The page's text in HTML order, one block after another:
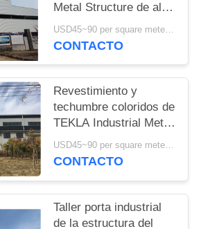
Metal Structure de alta
resistencia
USD45~90 per square meter MOQ:1000 metros cuadrados
CONTACTO
Revestimiento y
techumbre coloridos de
TEKLA Industrial Metal
Workshop Building
USD45~90 per square meter MOQ:1000 metros cuadrados
CONTACTO
Taller porta industrial
de la estructura del